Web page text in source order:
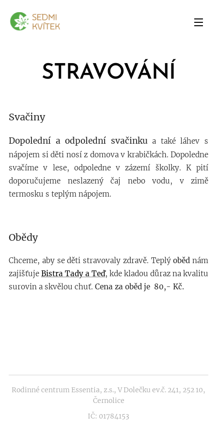
STRAVOVÁNÍ
Svačiny
Dopolední a odpolední svačinkua také láhev s
nápojem si děti nosí z domova v krabičkách. Dopoledne
svačíme v lese, odpoledne v zázemí školky. K pití
doporučujeme neslazený čaj nebo vodu, v zimě
termosku s teplým nápojem.
Obědy
Chceme, aby se děti stravovaly zdravě. Teplýoběd nám
zajišťuje Bistra Tady a Teď, kde kladou důraz na kvalitu
surovin a skvělou chuť. Cena za oběd je 80,- Kč.
Rodinné centrum Essentia, z.s., V Dolečku ev.č. 241, 252 10,
Černolice
IČ: 01784153